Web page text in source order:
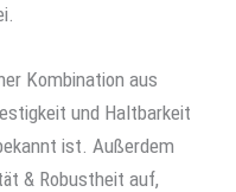
Kombination aus
und Haltbarkeit
ist. Außerdem
& Robustheit auf,